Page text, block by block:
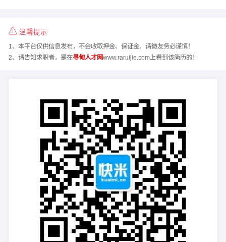
温馨提示
1、本平台仅供信息发布，不会收取押金、保证金，请微友务必谨慎！
2、请告知求职者，是在寻甸人才网www.raruijie.com上看到该简历的！